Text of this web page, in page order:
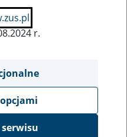
r.
serwisu